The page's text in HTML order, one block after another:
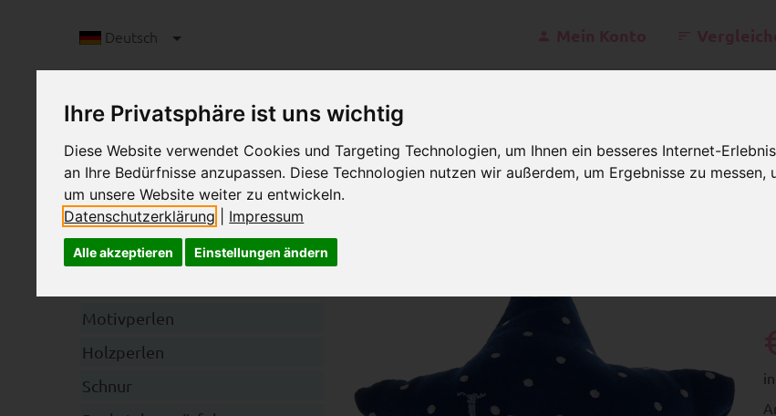
Ihre Privatsphäre ist uns wichtig
Diese Website verwendet Cookies und Targeting Technologien, um Ihnen ein besseres Internet-
an Ihre Bedürfnisse anzupassen. Diese Technologien nutzen wir außerdem, um Ergebnisse zu
um unsere Website weiter zu entwickeln.
Datenschutzerklärung
Impressum
Alle akzeptieren Einstellungen ändern
Deutsch
Mo
Kategorien
Motivperlen
Holzperlen
Schnur